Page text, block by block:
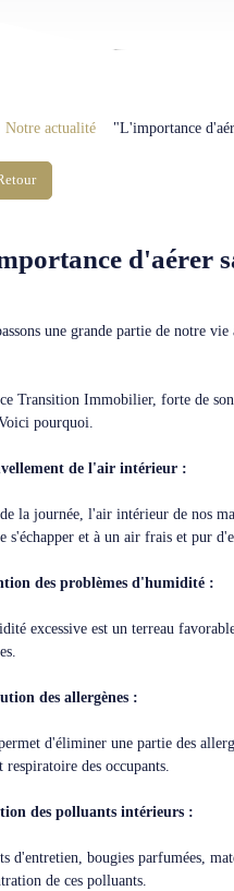
Notre actualité "L'importance
d'aérer
une grande partie de notre
Transition Immobilier, forte de
pourquoi.
de l'air intérieur :
la journée, l'air intérieur de nos
s'échapper et à un air frais et pur
des problèmes d'humidité :
excessive est un terreau
des allergènes :
d'éliminer une partie des
respiratoire des occupants.
des polluants intérieurs :
d'entretien, bougies parfumées,
de ces polluants.